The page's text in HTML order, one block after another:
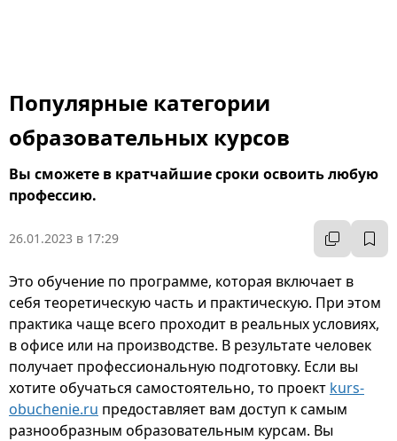
Популярные категории
образовательных курсов
Вы сможете в кратчайшие сроки освоить любую
профессию.
26.01.2023 в 17:29
Это обучение по программе, которая включает в
себя теоретическую часть и практическую. При этом
практика чаще всего проходит в реальных условиях,
в офисе или на производстве. В результате человек
получает профессиональную подготовку. Если вы
хотите обучаться самостоятельно, то проект kurs-
obuchenie.ru предоставляет вам доступ к самым
разнообразным образовательным курсам. Вы